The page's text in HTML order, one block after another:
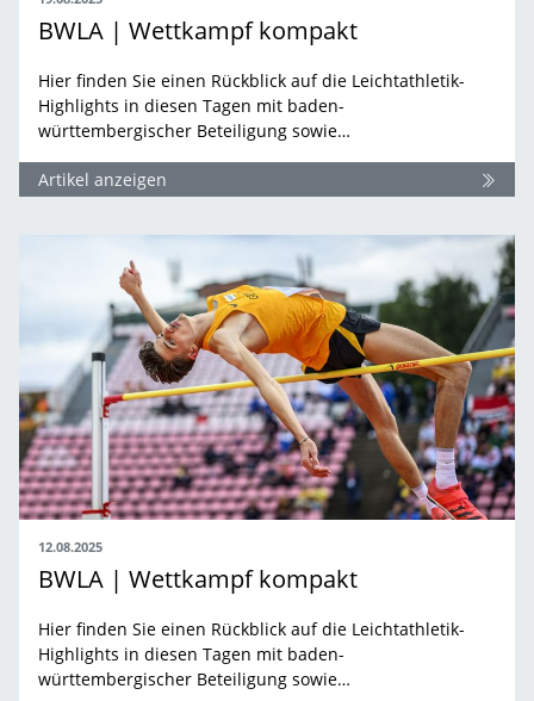
BWLA | Wettkampf kompakt
Hier finden Sie einen Rückblick auf die Leichtathletik-
Highlights in diesen Tagen mit baden-
württembergischer Beteiligung sowie…
Artikel anzeigen
12.08.2025
BWLA | Wettkampf kompakt
Hier finden Sie einen Rückblick auf die Leichtathletik-
Highlights in diesen Tagen mit baden-
württembergischer Beteiligung sowie…